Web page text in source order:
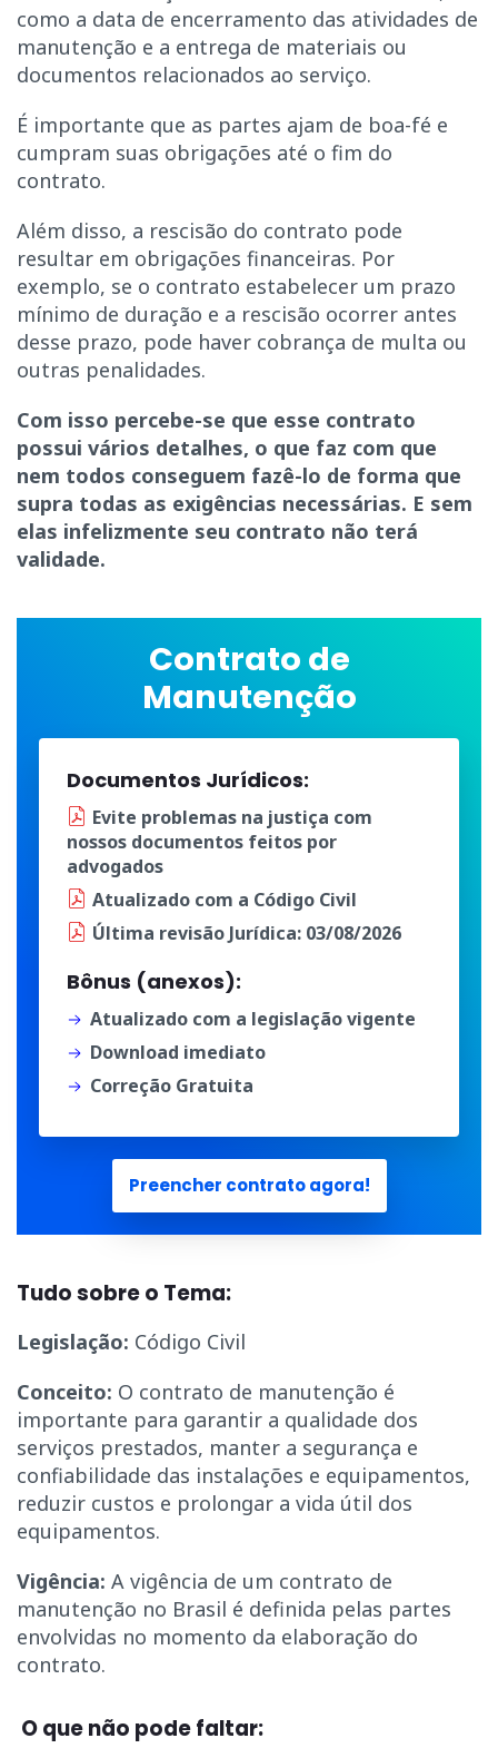
como a data de encerramento das atividades de
manutenção e a entrega de materiais ou
documentos relacionados ao serviço.
É importante que as partes ajam de boa-fé e
cumpram suas obrigações até o fim do
contrato.
Além disso, a rescisão do contrato pode
resultar em obrigações financeiras. Por
exemplo, se o contrato estabelecer um prazo
mínimo de duração e a rescisão ocorrer antes
desse prazo, pode haver cobrança de multa ou
outras penalidades.
Com isso percebe-se que esse contrato
possui vários detalhes, o que faz com que
nem todos conseguem fazê-lo de forma que
supra todas as exigências necessárias. E sem
elas infelizmente seu contrato não terá
validade.
Contrato de
Manutenção
Documentos Jurídicos:
Evite problemas na justiça com
nossos documentos feitos por
advogados
Atualizado com a Código Civil
Última revisão Jurídica: 03/08/2026
Bônus (anexos):
Atualizado com a legislação vigente
Download imediato
Correção Gratuita
Preencher contrato agora!
Tudo sobre o Tema:
Legislação: Código Civil
Conceito: O contrato de manutenção é
importante para garantir a qualidade dos
serviços prestados, manter a segurança e
confiabilidade das instalações e equipamentos,
reduzir custos e prolongar a vida útil dos
equipamentos.
Vigência: A vigência de um contrato de
manutenção no Brasil é definida pelas partes
envolvidas no momento da elaboração do
contrato.
O que não pode faltar: